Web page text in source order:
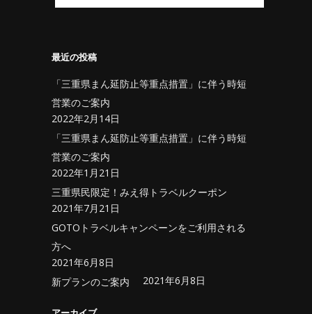
最近の投稿
「三重県まん延防止等重点措置」に伴う時短
営業のご案内
2022年2月14日
「三重県まん延防止等重点措置」に伴う時短
営業のご案内
2022年1月21日
三重県民限定！みえ得トラベルクーポン
2021年7月21日
GOTOトラベルキャンペーンをご利用される
方へ
2021年6月8日
新プランのご案内
2021年6月8日